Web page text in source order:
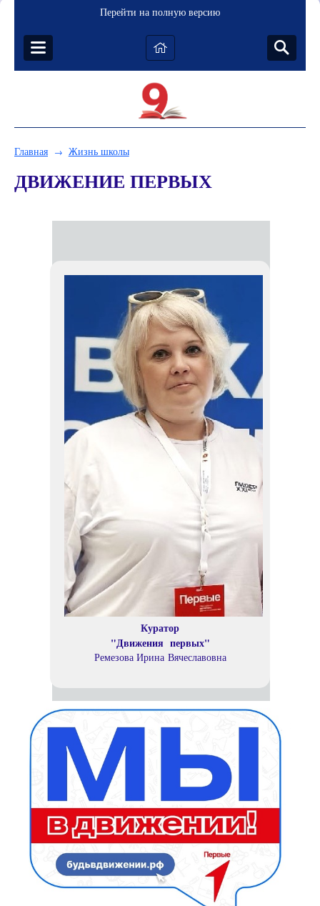
Перейти на полную версию
Главная → Жизнь школы
ДВИЖЕНИЕ ПЕРВЫХ
Куратор
"Движения первых"
Ремезова Ирина Вячеславовна